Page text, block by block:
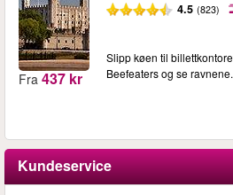
4.5 (823)
Slipp køen til
Beefeaters og se
Fra 437 kr
Kundeservice